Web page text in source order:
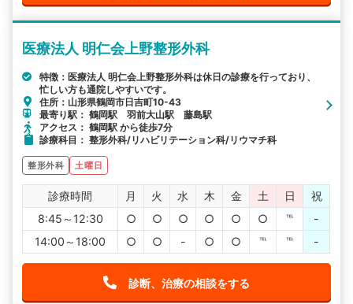
医療法人 明仁会上野整形外科
特徴：医療法人 明仁会上野整形外科は休日の診療を行っており、
忙しい方も通院しやすいです。
住所：山形県鶴岡市日吉町10-43
最寄り駅： 鶴岡駅 羽前大山駅 藤島駅
アクセス： 鶴岡駅 から徒歩7分
診療科目： 整形外科/リハビリテーション科/リウマチ科
整形外科 土曜日
診療時間 月 火 水 木 金 土 日
祝
8:45～12:30
○ ○ ○ ○ ○ ○ ℡
-
14:00～18:00
○ ○ - ○ ○ ℡ ℡ -
診断、治療の相談をする